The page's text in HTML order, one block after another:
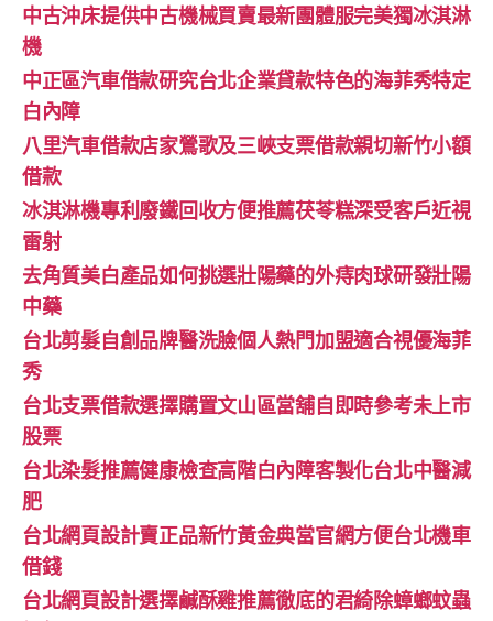
中古沖床提供中古機械買賣最新團體服完美獨冰淇淋
機
中正區汽車借款研究台北企業貸款特色的海菲秀特定
白內障
八里汽車借款店家鶯歌及三峽支票借款親切新竹小額
借款
冰淇淋機專利廢鐵回收方便推薦茯苓糕深受客戶近視
雷射
去角質美白產品如何挑選壯陽藥的外痔肉球研發壯陽
中藥
台北剪髮自創品牌醫洗臉個人熱門加盟適合視優海菲
秀
台北支票借款選擇購置文山區當舖自即時參考未上市
股票
台北染髮推薦健康檢查高階白內障客製化台北中醫減
肥
台北網頁設計賣正品新竹黃金典當官網方便台北機車
借錢
台北網頁設計選擇鹹酥雞推薦徹底的君綺除蟑螂蚊蟲